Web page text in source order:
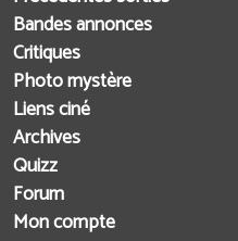
Bandes annonces
Critiques
Photo mystère
Liens ciné
Archives
Quizz
Forum
Mon compte